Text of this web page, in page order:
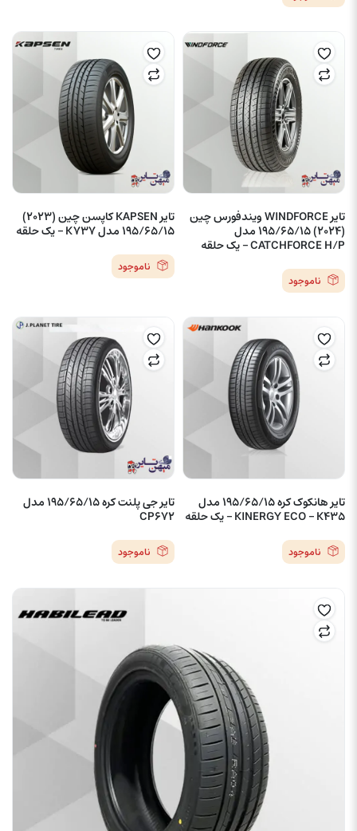
تایر WINDFORCE ویندفورس چین
(2024) 195/65/15 مدل
CATCHFORCE H/P – یک حلقه
ناموجود
تایر KAPSEN کاپسن چین (2023)
195/65/15 مدل K737 – یک حلقه
ناموجود
تایر هانکوک کره 195/65/15 مدل
KINERGY ECO – K435 – یک حلقه
ناموجود
تایر جی پلنت کره 195/65/15 مدل
CP672
ناموجود